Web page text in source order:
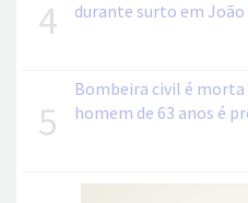
4
durante surto em João
5
Bombeira civil é morta
homem de 63 anos é